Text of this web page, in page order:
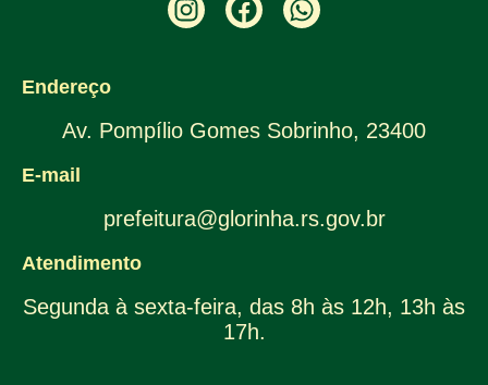
Endereço
Av. Pompílio Gomes Sobrinho, 23400
E-mail
prefeitura@glorinha.rs.gov.br
Atendimento
Segunda à sexta-feira, das 8h às 12h, 13h às
17h.